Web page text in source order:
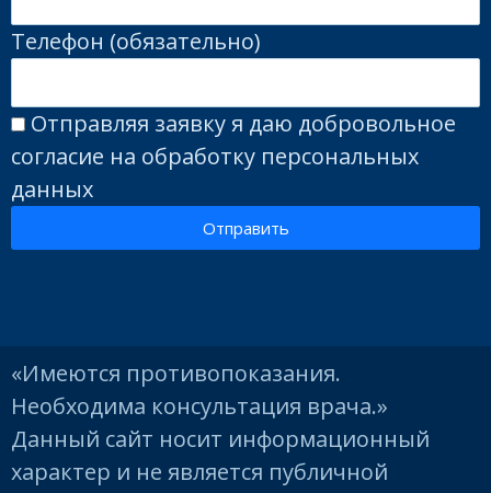
Телефон (обязательно)
Отправляя заявку я даю добровольное
согласие на обработку персональных
данных
Отправить
«Имеются противопоказания.
Необходима консультация врача.»
Данный сайт носит информационный
характер и не является публичной